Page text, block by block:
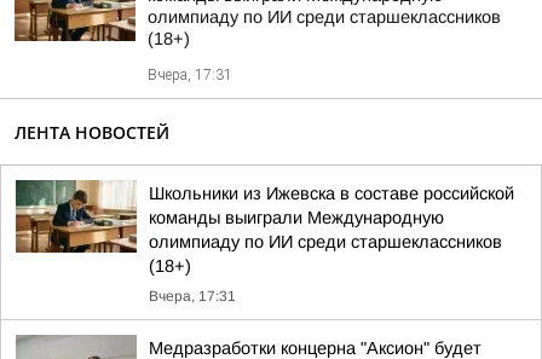
олимпиаду по ИИ среди старшеклассников
(18+)
Вчера, 17:31
ЛЕНТА НОВОСТЕЙ
Школьники из Ижевска в составе российской
команды выиграли Международную
олимпиаду по ИИ среди старшеклассников
(18+)
Вчера, 17:31
Медразработки концерна "Аксион" будет